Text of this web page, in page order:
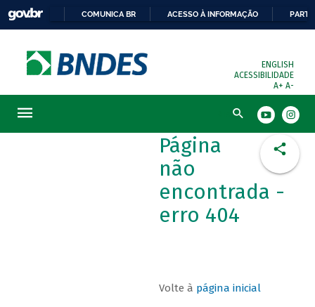
COMUNICA BR ACESSO À INFORMAÇÃO
ENGLISH
ACESSIBILIDADE
A+ A-
Busca
Página
não
encontrada -
erro 404
Volte à página inicial